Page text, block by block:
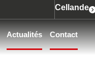
Cellande
Actualités Contact